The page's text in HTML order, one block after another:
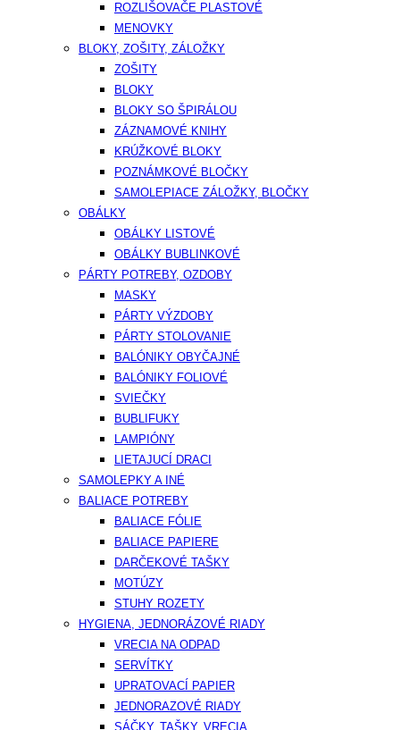
ROZLIŠOVAČE PLASTOVÉ
MENOVKY
BLOKY, ZOŠITY, ZÁLOŽKY
ZOŠITY
BLOKY
BLOKY SO ŠPIRÁLOU
ZÁZNAMOVÉ KNIHY
KRÚŽKOVÉ BLOKY
POZNÁMKOVÉ BLOČKY
SAMOLEPIACE ZÁLOŽKY, BLOČKY
OBÁLKY
OBÁLKY LISTOVÉ
OBÁLKY BUBLINKOVÉ
PÁRTY POTREBY, OZDOBY
MASKY
PÁRTY VÝZDOBY
PÁRTY STOLOVANIE
BALÓNIKY OBYČAJNÉ
BALÓNIKY FOLIOVÉ
SVIEČKY
BUBLIFUKY
LAMPIÓNY
LIETAJUCÍ DRACI
SAMOLEPKY A INÉ
BALIACE POTREBY
BALIACE FÓLIE
BALIACE PAPIERE
DARČEKOVÉ TAŠKY
MOTÚZY
STUHY ROZETY
HYGIENA, JEDNORÁZOVÉ RIADY
VRECIA NA ODPAD
SERVÍTKY
UPRATOVACÍ PAPIER
JEDNORAZOVÉ RIADY
SÁČKY, TAŠKY, VRECIA